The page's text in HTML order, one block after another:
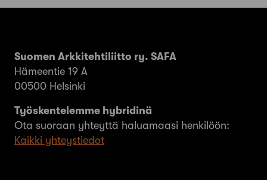
Suomen Arkkitehtiliitto ry. SAFA
Hämeentie 19 A
00500 Helsinki
Työskentelemme hybridinä
Ota suoraan yhteyttä haluamaasi henkilöön:
Kaikki yhteystiedot